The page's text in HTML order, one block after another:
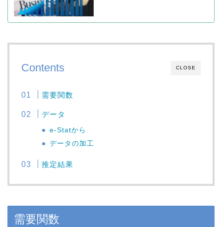
CLOSE
Contents
需要関数
データ
e-Statから
データの加工
推定結果
需要関数